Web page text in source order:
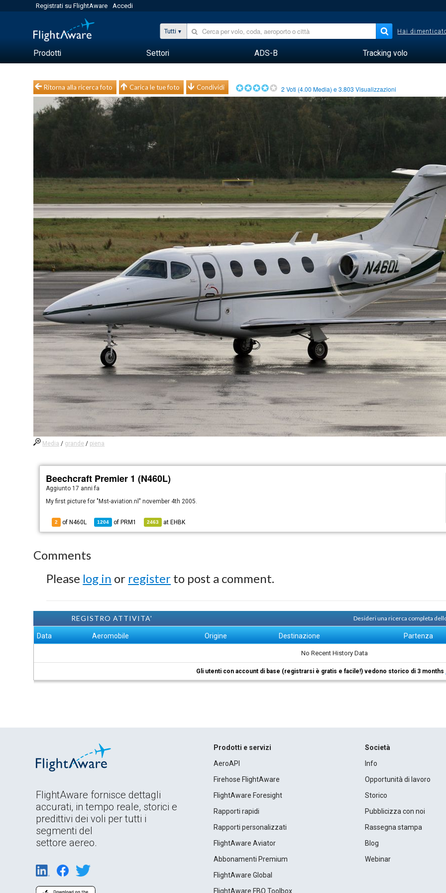
Registrati su FlightAware Accedi
Tutti Hai
Prodotti Settori ADS-B Tracking volo
Ritorna alla ricerca foto Carica le tue foto Condividi 2 Voti (4.00 Media) e3.803 Visualizzazioni
Media / grande / piena
Beechcraft Premier 1 (N460L)
Aggiunto 17 anni fa
My first picture for "Mst-aviation.nl" november 4th 2005.
2 of N460L 1204 of PRM1 2463 at EHBK
Comments
Please log in or register to post a comment.
REGISTRO ATTIVITA' Desideri una ricerca completa
Data Aeromobile Origine Destinazione Partenza
No Recent History Data
Gli utenti con account di base (registrarsi è gratis e facile!) vedono storico di 3 months
FlightAware fornisce dettagli
accurati, in tempo reale, storici e
predittivi dei voli per tutti i
segmenti del
settore aereo.
Prodotti e servizi
AeroAPI
Firehose FlightAware
FlightAware Foresight
Rapporti rapidi
Rapporti personalizzati
FlightAware Aviator
Abbonamenti Premium
FlightAware Global
FlightAware FBO Toolbox
Società
Info
Opportunità di lavoro
Storico
Pubblicizza con noi
Rassegna stampa
Blog
Webinar